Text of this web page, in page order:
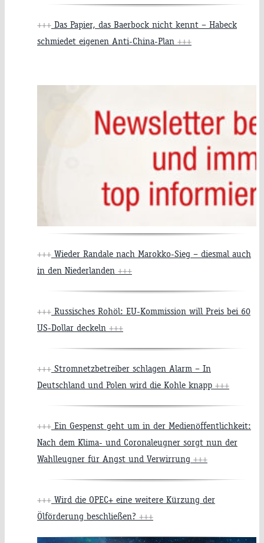
+++ Das Papier, das Baerbock nicht kennt – Habeck
schmiedet eigenen Anti-China-Plan +++
+++ Wieder Randale nach Marokko-Sieg – diesmal auch
in den Niederlanden +++
+++ Russisches Rohöl: EU-Kommission will Preis bei 60
US-Dollar deckeln +++
+++ Stromnetzbetreiber schlagen Alarm – In
Deutschland und Polen wird die Kohle knapp +++
+++ Ein Gespenst geht um in der Medienöffentlichkeit:
Nach dem Klima- und Coronaleugner sorgt nun der
Wahlleugner für Angst und Verwirrung +++
+++ Wird die OPEC+ eine weitere Kürzung der
Ölförderung beschließen? +++